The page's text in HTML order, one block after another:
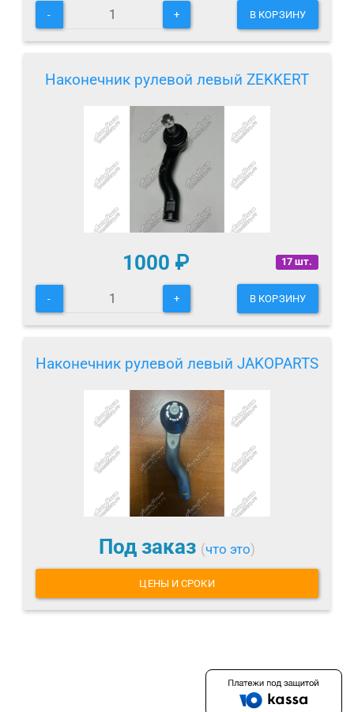
- + В КОРЗИНУ
Наконечник рулевой левый ZEKKERT
17 шт.
1000 ₽
- + В КОРЗИНУ
Наконечник рулевой левый JAKOPARTS
Под заказ (что это)
ЦЕНЫ И СРОКИ